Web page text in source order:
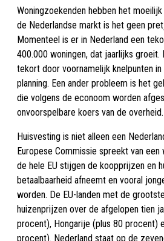
Woningzoekenden hebben het
de Nederlandse markt is het geen
Momenteel is er in Nederland een
400.000 woningen, dat jaarlijks groeit.
tekort door voornamelijk knelpunten
planning. Een ander probleem is het
die volgens de econoom worden
onvoorspelbare koers van de overheid.
Huisvesting is niet alleen een
Europese Commissie spreekt van een
de hele EU stijgen de koopprijzen en
betaalbaarheid afneemt en vooral
worden. De EU-landen met de
huizenprijzen over de afgelopen tien
procent), Hongarije (plus 80 procent)
procent). Nederland staat op de